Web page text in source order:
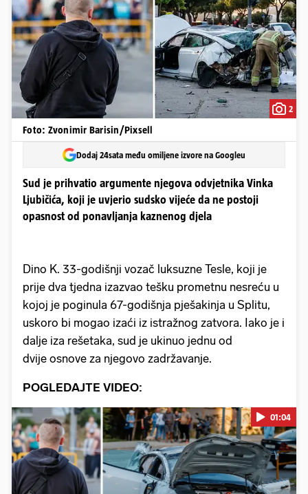
2
Foto: Zvonimir Barisin/Pixsell
Dodaj 24sata među omiljene izvore na Googleu
Sud je prihvatio argumente njegova odvjetnika Vinka
Ljubičića, koji je uvjerio sudsko vijeće da ne postoji
opasnost od ponavljanja kaznenog djela
Dino K. 33-godišnji vozač luksuzne Tesle, koji je
prije dva tjedna izazvao tešku prometnu nesreću u
kojoj je poginula 67-godišnja pješakinja u Splitu,
uskoro bi mogao izaći iz istražnog zatvora. Iako je i
dalje iza rešetaka, sud je ukinuo jednu od
dvije osnove za njegovo zadržavanje.
POGLEDAJTE VIDEO:
01:04